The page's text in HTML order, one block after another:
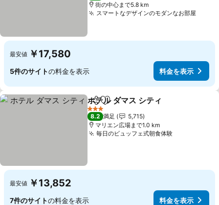
街の中心まで5.8 km
スマートなデザインのモダンなお部屋料金
最安値 ￥17,580
5件のサイトの料金を表示 料金を表示
シェアお気に入りに追加
ホテル ダマス シティ
3 ホテルのランク
8.2 満足
5,715
マリエン広場まで1.0 km
毎日のビュッフェ式朝食体験料金を表示
最安値 ￥13,852
7件のサイトの料金を表示 料金を表示